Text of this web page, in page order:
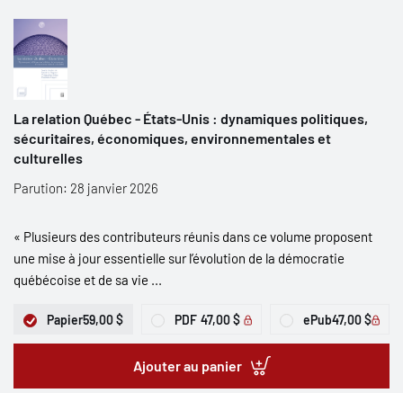
La relation Québec - États-Unis : dynamiques politiques,
sécuritaires, économiques, environnementales et
culturelles
Parution: 28 janvier 2026
« Plusieurs des contributeurs réunis dans ce volume proposent
une mise à jour essentielle sur l’évolution de la démocratie
québécoise et de sa vie ...
Papier59,00 $ PDF 47,00 $ ePub47,00 $
Ajouter au panier